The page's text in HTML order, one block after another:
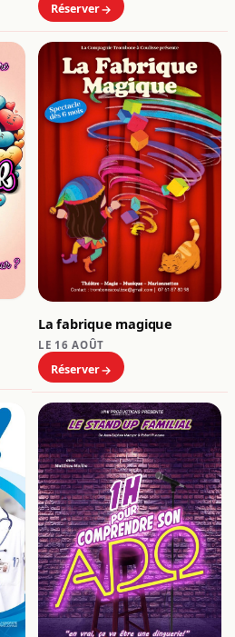
Réserver
La fabrique magique
LE 16 AOÛT
Réserver